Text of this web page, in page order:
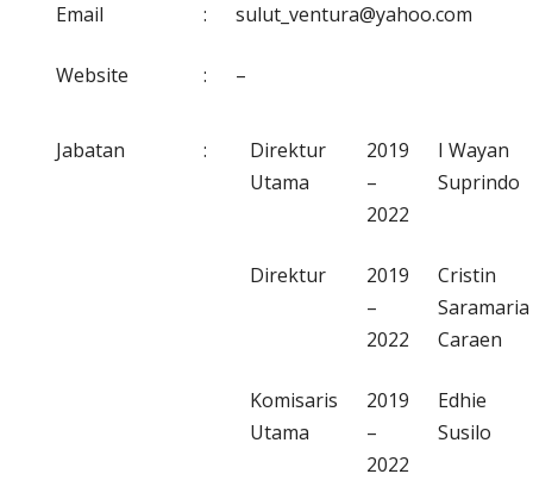
Email : sulut_ventura@yahoo.com
Website : –
Jabatan :
Direktur
Utama
2019
–
2022
I Wayan
Suprindo
Direktur
2019
–
2022
Cristin
Saramaria
Caraen
Komisaris
Utama
2019
–
2022
Edhie
Susilo